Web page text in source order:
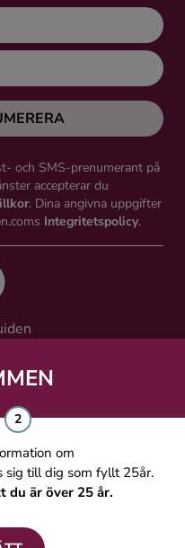
om
sig till dig som fyllt 25år.
du är över 25 år.
och SMS-prenumerant på
accepterar du
. Dina angivna uppgifter
Integritetspolicy.
111 64 Stockholm